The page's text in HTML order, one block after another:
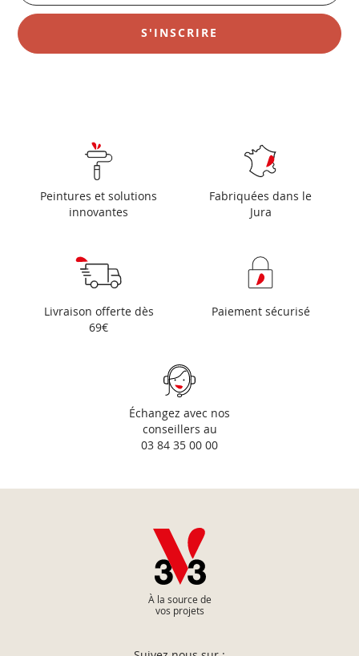
notre
newsletter
:
S'INSCRIRE
Peintures et solutions
innovantes
Fabriquées dans le
Jura
Livraison offerte dès
69€
Paiement sécurisé
Échangez avec nos
conseillers au
03 84 35 00 00
À la source de
vos projets